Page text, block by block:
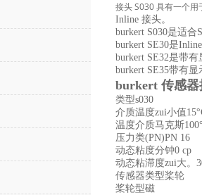
接头 S030 具有一个
Inline 接头。
burkert S030是适合
burkert SE30是
burkert SE32是带
burkert SE35带有
burkert 传感器
类型s030
介质温度zui小值
温度介质马克斯
压力类(PN)PN 16
动态粘度分钟0 cp
动态粘滞度zui大。
传感器类型桨轮
桨轮型磁